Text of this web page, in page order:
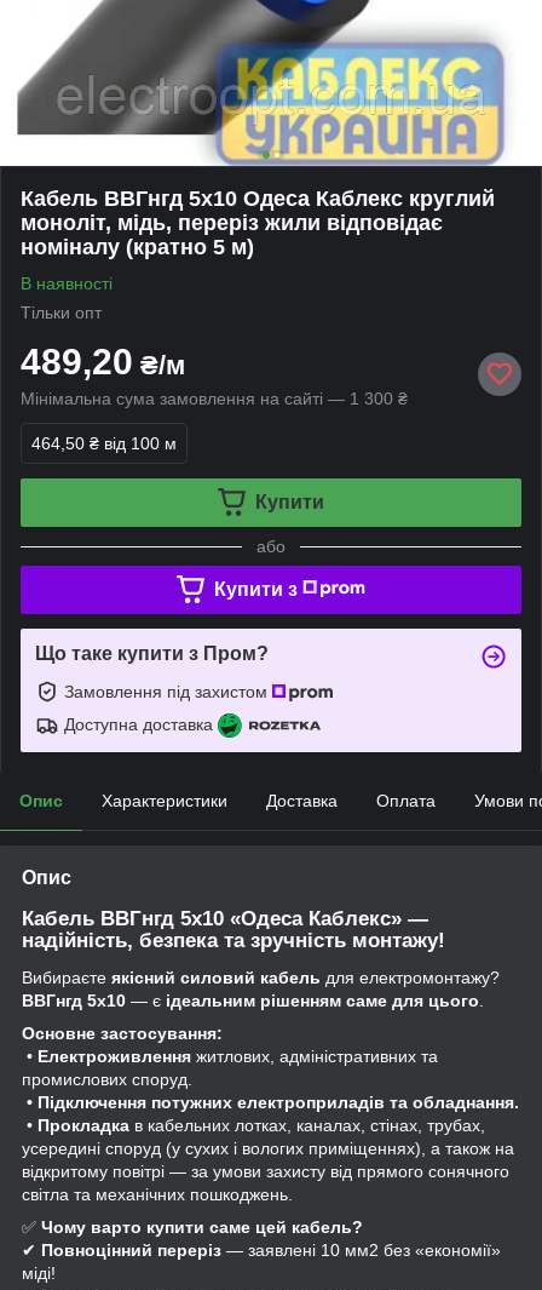
Кабель ВВГнгд 5x10 Одеса Каблекс круглий
моноліт, мідь, переріз жили відповідає
номіналу (кратно 5 м)
В наявності
Тільки опт
489,20 ₴/м
Мінімальна сума замовлення на сайті — 1 300 ₴
464,50 ₴ від 100 м
Купити
або
Купити з
Що таке купити з Пром?
Замовлення під захистом
Доступна доставка
Опис Характеристики Доставка Оплата Умови
Опис
Кабель ВВГнгд 5x10 «Одеса Каблекс» —
надійність, безпека та зручність монтажу!
Вибираєте якісний силовий кабель для електромонтажу?
ВВГнгд 5x10 — є ідеальним рішенням саме для цього
Основне застосування:
• Електроживлення житлових, адміністративних та
промислових споруд.
• Підключення потужних електроприладів та обладнання.
• Прокладка в кабельних лотках, каналах, стінах, трубах,
усередині споруд (у сухих і вологих приміщеннях), а також на
відкритому повітрі — за умови захисту від прямого сонячного
світла та механічних пошкоджень.
✅ Чому варто купити саме цей кабель?
✔ Повноцінний переріз — заявлені 10 мм2 без «економії»
міді!